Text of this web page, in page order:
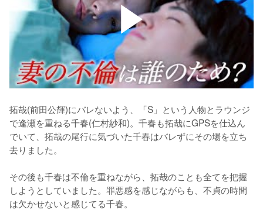
拓哉(前田公輝)にバレないよう、「S」という人物とラウンジ
で逢瀬を重ねる千春(仁村紗和)。千春も拓哉にGPSを仕込ん
でいて、拓哉の尾行に気づいた千春はバレずにその場を立ち
去りました。
その後も千春は不倫を重ねながら、拓哉のことも全てを把握
しようとしていました。罪悪感を感じながらも、不貞の時間
は欠かせないと感じてる千春。